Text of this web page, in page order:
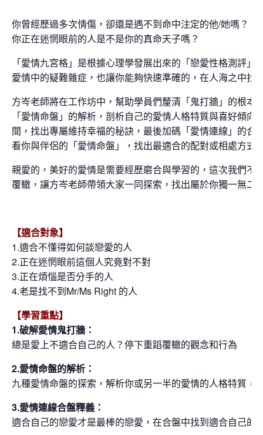
你曾經歷過多次情傷，卻還是遇不到命中注定的他/她嗎？
你正在迷惘眼前的人是不是你的真命天子嗎？
「愛情九宮格」是根據心理學發展出來的「戀愛性格測評」
愛情中的疑難雜症，也讓你能夠快速準確的，在人海之中找
方岑老師將在工作坊中，幫助學員們釐清「鬼打牆」的根本
「愛情命盤」的解析，剖析自己的愛情人格特質與喜好傾向
間，找出專屬維持幸福的秘訣，最後加碼「愛情連線」的合
看你與伴侶的「愛情命盤」，找出最適合的配對或相處方式
親愛的，美好的愛情是需要經歷磨合與學習的，這次我們不
覆轍，讓方岑老師帶領大家一同探索，找出屬於你獨一無二
【適合對象】
1.適合不懂得如何談戀愛的人
2.正在迷惘眼前這個人究竟對不對
3.正在煩惱是否分手的人
4.老是找不到Mr/Ms Right 的人
【學習重點】
1.破解愛情鬼打牆：
總是愛上不適合自己的人？停下重蹈覆轍的觀念和行為
2.愛情命盤的解析：
九種愛情命盤的探索，解析你或另一半的愛情的人格特質，
3.愛情連線合盤釋義：
適合自己的戀愛才是最棒的戀愛，在合盤中找到適合自己的